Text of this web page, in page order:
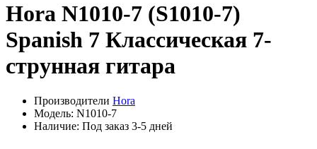
Hora N1010-7 (S1010-7)
Spanish 7 Классическая 7-
струнная гитара
Производители Hora
Модель: N1010-7
Наличие: Под заказ 3-5 дней